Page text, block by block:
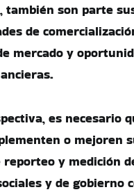
también son parte
de
mercado y
es necesario
o mejoren
y medición
y de gobierno